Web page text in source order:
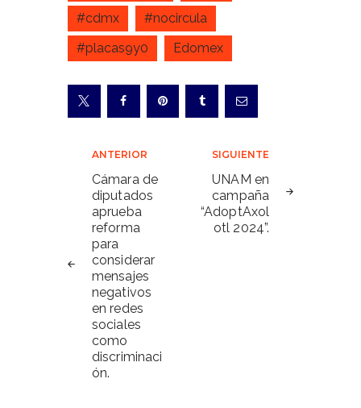
#cdmx
#nocircula
#placas9y0
Edomex
Navegación
de
entradas
ANTERIOR
Cámara de
diputados
aprueba
reforma
para
considerar
mensajes
negativos
en redes
sociales
como
discriminaci
ón.
SIGUIENTE
UNAM en
campaña
“AdoptAxol
otl 2024”.